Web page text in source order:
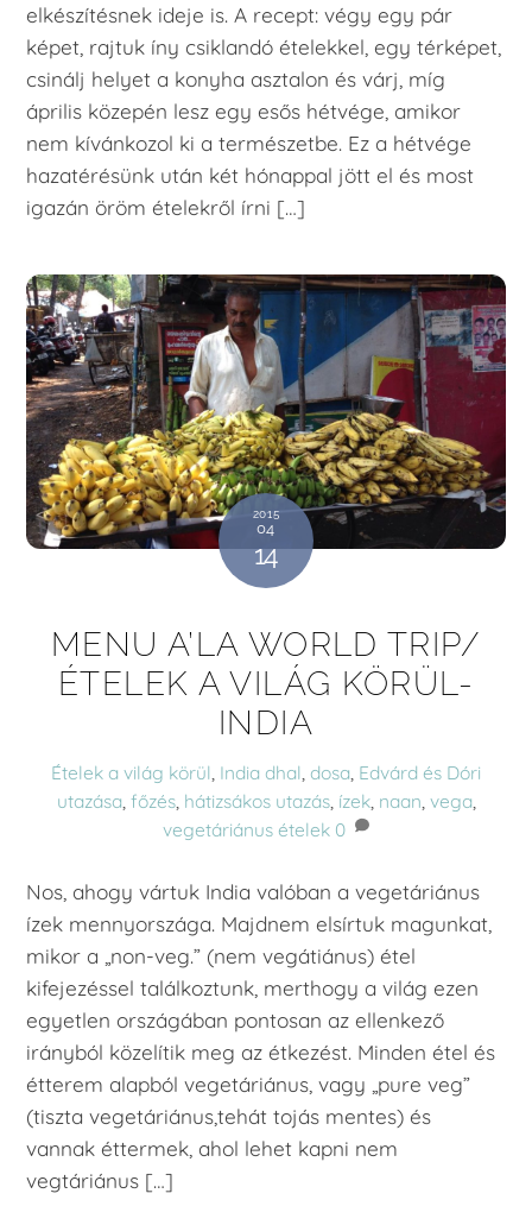
elkészítésnek ideje is. A recept: végy egy pár
képet, rajtuk íny csiklandó ételekkel, egy térképet,
csinálj helyet a konyha asztalon és várj, míg
április közepén lesz egy esős hétvége, amikor
nem kívánkozol ki a természetbe. Ez a hétvége
hazatérésünk után két hónappal jött el és most
igazán öröm ételekről írni […]
2015
04
14
MENU A’LA WORLD TRIP/
ÉTELEK A VILÁG KÖRÜL-
INDIA
Ételek a világ körül, India dhal, dosa, Edvárd és Dóri
utazása, főzés, hátizsákos utazás, ízek, naan, vega,
vegetáriánus ételek 0
Nos, ahogy vártuk India valóban a vegetáriánus
ízek mennyországa. Majdnem elsírtuk magunkat,
mikor a „non-veg.” (nem vegátiánus) étel
kifejezéssel találkoztunk, merthogy a világ ezen
egyetlen országában pontosan az ellenkező
irányból közelítik meg az étkezést. Minden étel és
étterem alapból vegetáriánus, vagy „pure veg”
(tiszta vegetáriánus,tehát tojás mentes) és
vannak éttermek, ahol lehet kapni nem
vegtáriánus […]